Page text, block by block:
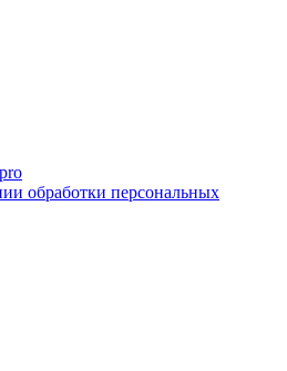
обработки персональных